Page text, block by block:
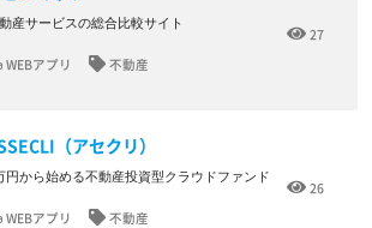
産サービスの総合比較サイト
WEBアプリ 不動産
27
（アセクリ）
円から始める不動産投資型クラウドファンド
WEBアプリ 不動産
26